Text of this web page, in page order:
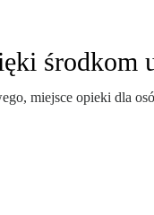
środkom
miejsce opieki dla